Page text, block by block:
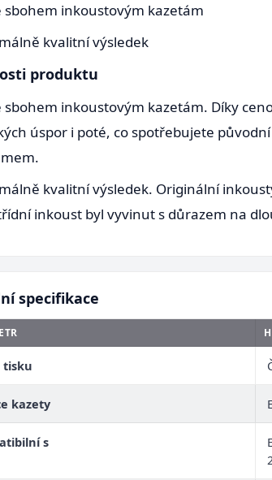
sbohem inkoustovým kazetám
kvalitní výsledek
produktu
sbohem inkoustovým kazetám. Díky
úspor i poté, co spotřebujete
kvalitní výsledek. Originální
inkoust byl vyvinut s důrazem na
specifikace
tisku
kazety
s